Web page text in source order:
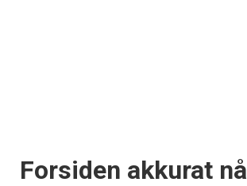
Forsiden akkurat nå